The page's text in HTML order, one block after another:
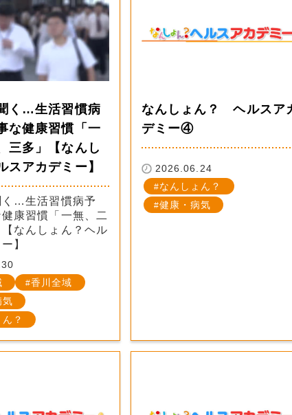
く…生活習慣病
健康習慣「一
三多」【なんし
スアカデミー】
く…生活習慣病予
康習慣「一無、二
なんしょん？ヘル
】
香川全域
気
？
なんしょん？ ヘルスア
デミー④
2026.06.24
なんしょん？
健康・病気